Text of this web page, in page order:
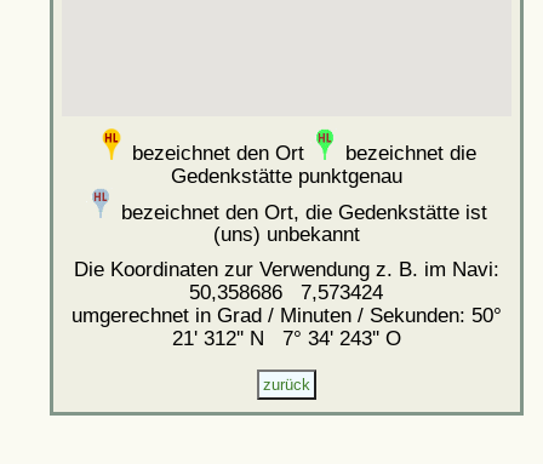
bezeichnet den Ort
bezeichnet die
Gedenkstätte punktgenau
bezeichnet den Ort, die Gedenkstätte ist
(uns) unbekannt
Die Koordinaten zur Verwendung z. B. im Navi:
50,358686 7,573424
umgerechnet in Grad / Minuten / Sekunden: 50°
21' 312'' N 7° 34' 243'' O